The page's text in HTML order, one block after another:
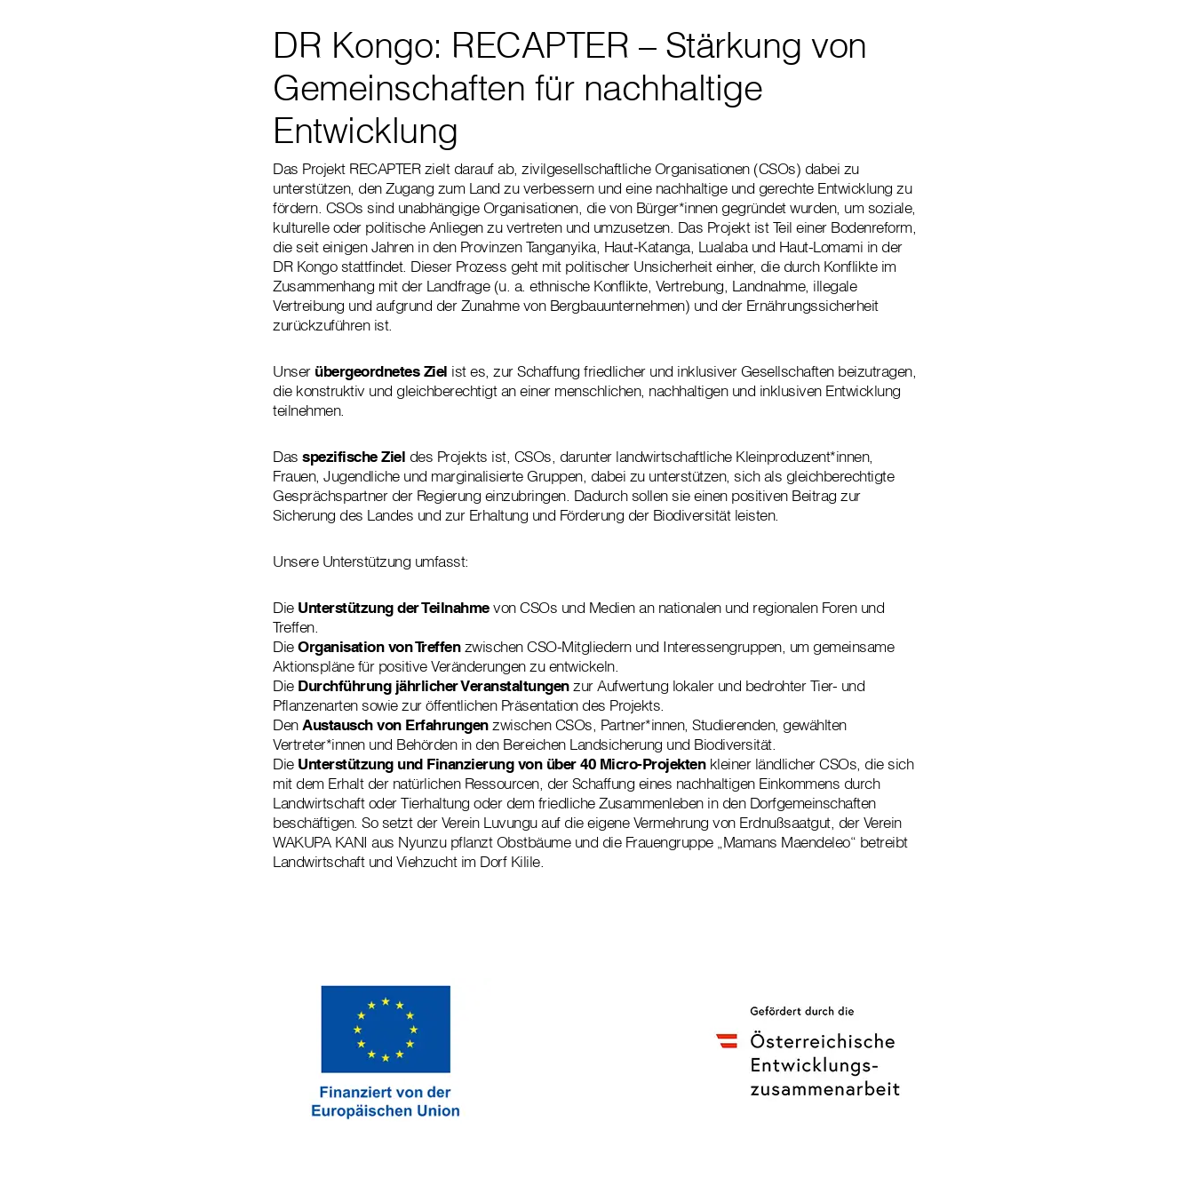
DR Kongo: RECAPTER – Stärkung von
Gemeinschaften für nachhaltige
Entwicklung
Das Projekt RECAPTER zielt darauf ab, zivilgesellschaftliche Organisationen (CSOs) dabei zu
unterstützen, den Zugang zum Land zu verbessern und eine nachhaltige und gerechte Entwicklung zu
fördern. CSOs sind unabhängige Organisationen, die von Bürger*innen gegründet wurden, um soziale,
kulturelle oder politische Anliegen zu vertreten und umzusetzen. Das Projekt ist Teil einer Bodenreform,
die seit einigen Jahren in den Provinzen Tanganyika, Haut-Katanga, Lualaba und Haut-Lomami in der
DR Kongo stattfindet. Dieser Prozess geht mit politischer Unsicherheit einher, die durch Konflikte im
Zusammenhang mit der Landfrage (u. a. ethnische Konflikte, Vertrebung, Landnahme, illegale
Vertreibung und aufgrund der Zunahme von Bergbauunternehmen) und der Ernährungssicherheit
zurückzuführen ist.
Unser übergeordnetes Ziel ist es, zur Schaffung friedlicher und inklusiver Gesellschaften beizutragen,
die konstruktiv und gleichberechtigt an einer menschlichen, nachhaltigen und inklusiven Entwicklung
teilnehmen.
Das spezifische Ziel des Projekts ist, CSOs, darunter landwirtschaftliche Kleinproduzent*innen,
Frauen, Jugendliche und marginalisierte Gruppen, dabei zu unterstützen, sich als gleichberechtigte
Gesprächspartner der Regierung einzubringen. Dadurch sollen sie einen positiven Beitrag zur
Sicherung des Landes und zur Erhaltung und Förderung der Biodiversität leisten.
Unsere Unterstützung umfasst:
Die Unterstützung der Teilnahmevon CSOs und Medien an nationalen und regionalen Foren und
Treffen.
DieOrganisation von Treffenzwischen CSO-Mitgliedern und Interessengruppen, um gemeinsame
Aktionspläne für positive Veränderungen zu entwickeln.
Die Durchführung jährlicher Veranstaltungenzur Aufwertung lokaler und bedrohter Tier- und
Pflanzenarten sowie zur öffentlichen Präsentation des Projekts.
DenAustausch von Erfahrungenzwischen CSOs, Partner*innen, Studierenden, gewählten
Vertreter*innen und Behörden in den Bereichen Landsicherung und Biodiversität.
Die Unterstützung und Finanzierung von über 40 Micro-Projektenkleiner ländlicher CSOs, die sich
mit dem Erhalt der natürlichen Ressourcen, der Schaffung eines nachhaltigen Einkommens durch
Landwirtschaft oder Tierhaltung oder dem friedliche Zusammenleben in den Dorfgemeinschaften
beschäftigen. So setzt der Verein Luvungu auf die eigene Vermehrung von Erdnußsaatgut, der Verein
WAKUPA KANI aus Nyunzu pflanzt Obstbäume und die Frauengruppe „Mamans Maendeleo“ betreibt
Landwirtschaft und Viehzucht im Dorf Kilile.